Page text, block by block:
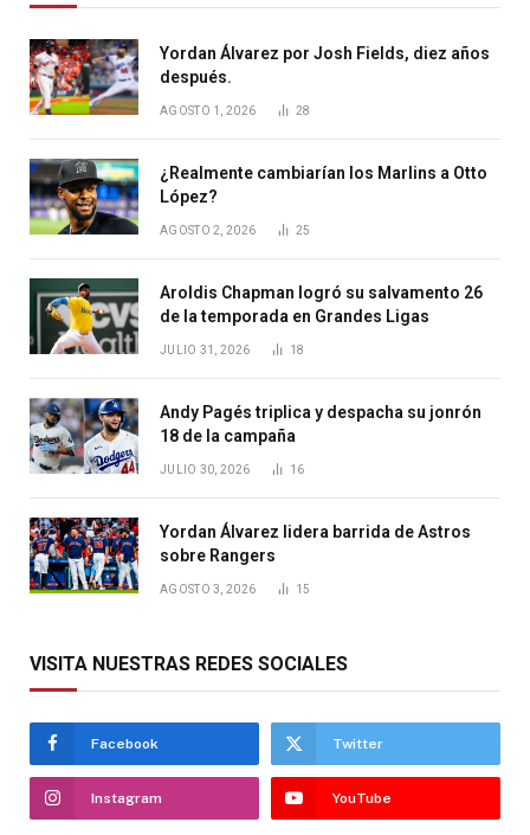
Yordan Álvarez por Josh Fields, diez años
después.
AGOSTO 1, 2026 28
¿Realmente cambiarían los Marlins a Otto
López?
AGOSTO 2, 2026 25
Aroldis Chapman logró su salvamento 26
de la temporada en Grandes Ligas
JULIO 31, 2026 18
Andy Pagés triplica y despacha su jonrón
18 de la campaña
JULIO 30, 2026 16
Yordan Álvarez lidera barrida de Astros
sobre Rangers
AGOSTO 3, 2026 15
VISITA NUESTRAS REDES SOCIALES
Facebook Twitter
Instagram YouTube